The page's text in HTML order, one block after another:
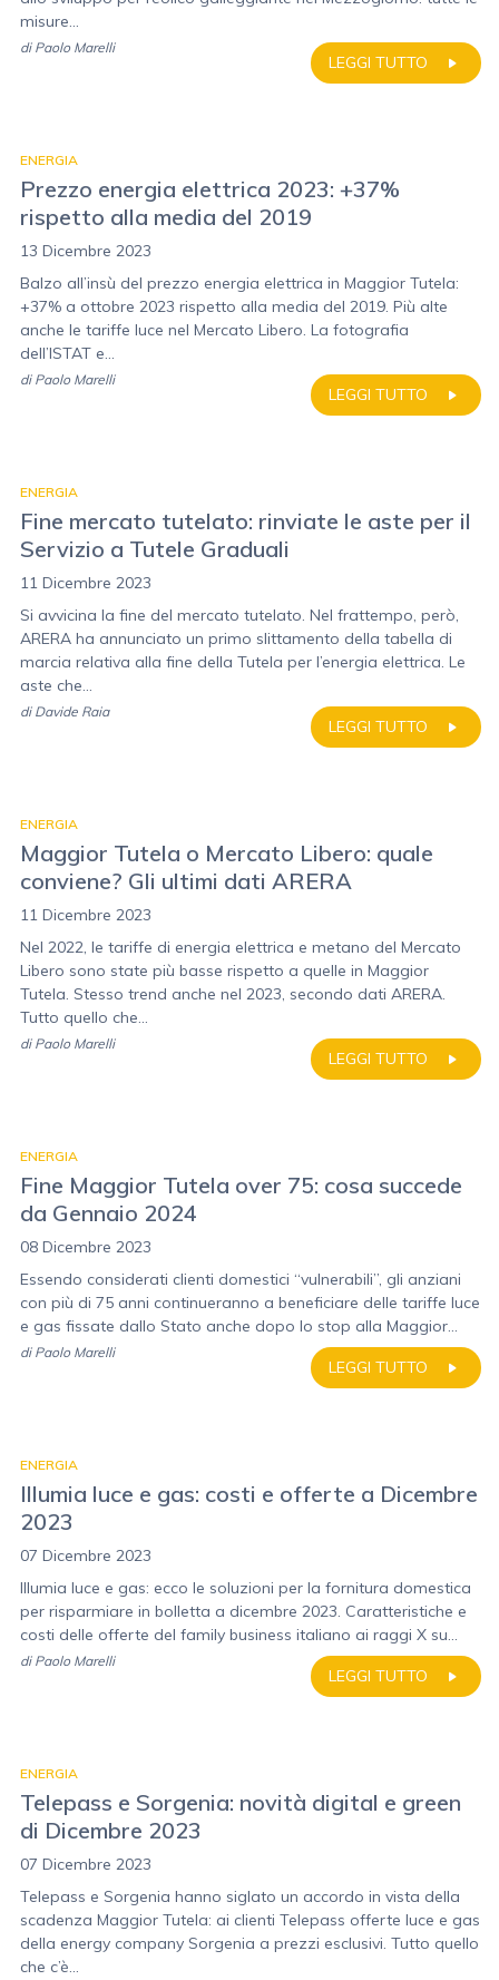
misure...
LEGGI TUTTO
di Paolo Marelli
ENERGIA
Prezzo energia elettrica 2023: +37%
rispetto alla media del 2019
13 Dicembre 2023
Balzo all’insù del prezzo energia elettrica in Maggior Tutela:
+37% a ottobre 2023 rispetto alla media del 2019. Più alte
anche le tariffe luce nel Mercato Libero. La fotografia
dell’ISTAT e...
LEGGI TUTTO
di Paolo Marelli
ENERGIA
Fine mercato tutelato: rinviate le aste per il
Servizio a Tutele Graduali
11 Dicembre 2023
Si avvicina la fine del mercato tutelato. Nel frattempo, però,
ARERA ha annunciato un primo slittamento della tabella di
marcia relativa alla fine della Tutela per l’energia elettrica. Le
aste che...
LEGGI TUTTO
di Davide Raia
ENERGIA
Maggior Tutela o Mercato Libero: quale
conviene? Gli ultimi dati ARERA
11 Dicembre 2023
Nel 2022, le tariffe di energia elettrica e metano del Mercato
Libero sono state più basse rispetto a quelle in Maggior
Tutela. Stesso trend anche nel 2023, secondo dati ARERA.
Tutto quello che...
LEGGI TUTTO
di Paolo Marelli
ENERGIA
Fine Maggior Tutela over 75: cosa succede
da Gennaio 2024
08 Dicembre 2023
Essendo considerati clienti domestici “vulnerabili”, gli anziani
con più di 75 anni continueranno a beneficiare delle tariffe luce
e gas fissate dallo Stato anche dopo lo stop alla Maggior...
LEGGI TUTTO
di Paolo Marelli
ENERGIA
Illumia luce e gas: costi e offerte a Dicembre
2023
07 Dicembre 2023
Illumia luce e gas: ecco le soluzioni per la fornitura domestica
per risparmiare in bolletta a dicembre 2023. Caratteristiche e
costi delle offerte del family business italiano ai raggi X su...
LEGGI TUTTO
di Paolo Marelli
ENERGIA
Telepass e Sorgenia: novità digital e green
di Dicembre 2023
07 Dicembre 2023
Telepass e Sorgenia hanno siglato un accordo in vista della
scadenza Maggior Tutela: ai clienti Telepass offerte luce e gas
della energy company Sorgenia a prezzi esclusivi. Tutto quello
che c’è...